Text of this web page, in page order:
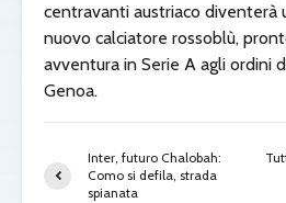
centravanti austriaco diventerà
nuovo calciatore rossoblù,
avventura in Serie A agli ordini
Genoa.
Inter, futuro Chalobah:
Como si defila, strada
spianata